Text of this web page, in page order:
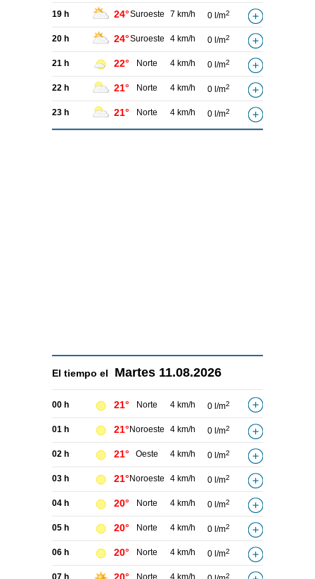
19 h 24°Suroeste 7 km/h 0 l/m2
20 h 24°Suroeste 4 km/h 0 l/m2
21 h 22° Norte 4 km/h 0 l/m2
22 h 21° Norte 4 km/h 0 l/m2
23 h 21° Norte 4 km/h 0 l/m2
El tiempo el Martes 11.08.2026
00 h 21° Norte 4 km/h 0 l/m2
01 h 21° Noroeste 4 km/h 0 l/m2
02 h 21° Oeste 4 km/h 0 l/m2
03 h 21° Noroeste 4 km/h 0 l/m2
04 h 20° Norte 4 km/h 0 l/m2
05 h 20° Norte 4 km/h 0 l/m2
06 h 20° Norte 4 km/h 0 l/m2
2